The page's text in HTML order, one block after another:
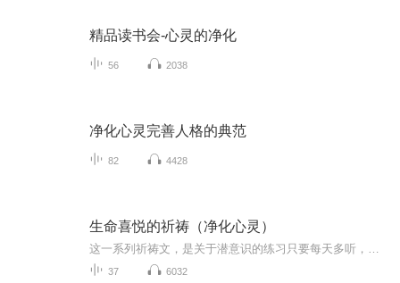
精品读书会-心灵的净化
56 2038
净化心灵完善人格的典范
82 4428
生命喜悦的祈祷（净化心灵）
37 6032